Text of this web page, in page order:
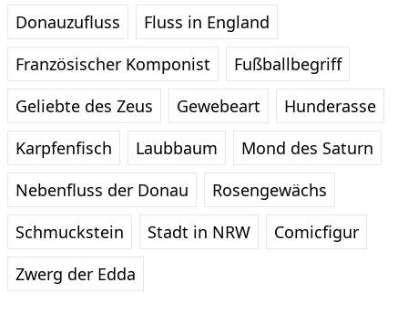
Donauzufluss
Fluss in England
Französischer Komponist
Fußballbegriff
Geliebte des Zeus
Gewebeart
Hunderasse
Karpfenfisch
Laubbaum
Mond des Saturn
Nebenfluss der Donau
Rosengewächs
Schmuckstein
Stadt in NRW
Comicfigur
Zwerg der Edda